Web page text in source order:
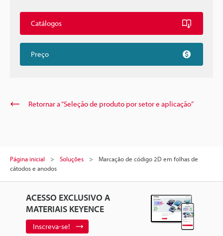
Catálogos
Preço
Retornar a “Seleção de produto por setor e aplicação”
Página inicial Soluções
Marcação de código 2D em folhas de
cátodos e anodos
ACESSO EXCLUSIVO A
MATERIAIS KEYENCE
Inscreva-se!